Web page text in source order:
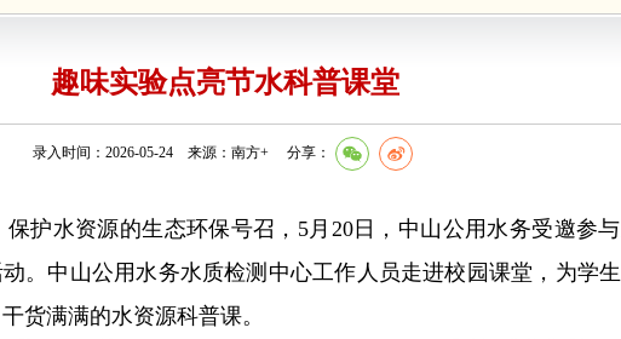
趣味实验点亮节水科普课堂
录入时间：2026-05-24 来源：南方+ 分享：
水资源的生态环保号召，5月20日，中山公用水务受邀参
。中山公用水务水质检测中心工作人员走进校园课堂，为学
货满满的水资源科普课。